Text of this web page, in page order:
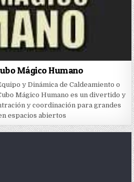
Mágico Humano
y Dinámica de Caldeamiento o
Mágico Humano es un divertido y
y coordinación para grandes
espacios abiertos